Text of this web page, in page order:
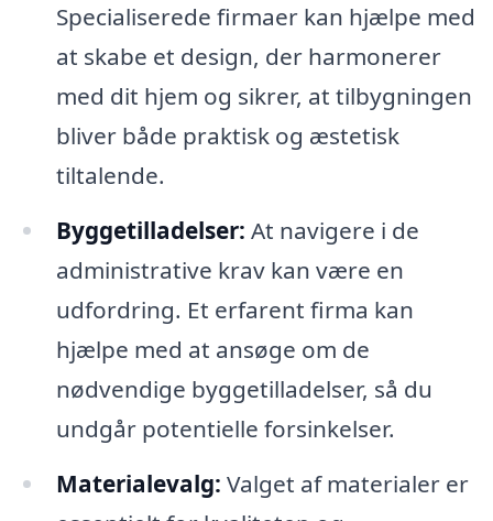
Specialiserede firmaer kan hjælpe med
at skabe et design, der harmonerer
med dit hjem og sikrer, at tilbygningen
bliver både praktisk og æstetisk
tiltalende.
Byggetilladelser: At navigere i de
administrative krav kan være en
udfordring. Et erfarent firma kan
hjælpe med at ansøge om de
nødvendige byggetilladelser, så du
undgår potentielle forsinkelser.
Materialevalg: Valget af materialer er